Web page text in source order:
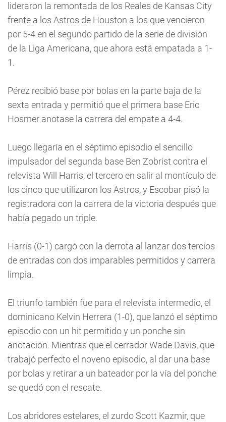
lideraron la remontada de los Reales de Kansas City
frente a los Astros de Houston a los que vencieron
por 5-4 en el segundo partido de la serie de división
de la Liga Americana, que ahora está empatada a 1-
1.
Pérez recibió base por bolas en la parte baja de la
sexta entrada y permitió que el primera base Eric
Hosmer anotase la carrera del empate a 4-4.
Luego llegaría en el séptimo episodio el sencillo
impulsador del segunda base Ben Zobrist contra el
relevista Will Harris, el tercero en salir al montículo de
los cinco que utilizaron los Astros, y Escobar pisó la
registradora con la carrera de la victoria después que
había pegado un triple.
Harris (0-1) cargó con la derrota al lanzar dos tercios
de entradas con dos imparables permitidos y carrera
limpia.
El triunfo también fue para el relevista intermedio, el
dominicano Kelvin Herrera (1-0), que lanzó el séptimo
episodio con un hit permitido y un ponche sin
anotación. Mientras que el cerrador Wade Davis, que
trabajó perfecto el noveno episodio, al dar una base
por bolas y retirar a un bateador por la vía del ponche
se quedó con el rescate.
Los abridores estelares, el zurdo Scott Kazmir, que